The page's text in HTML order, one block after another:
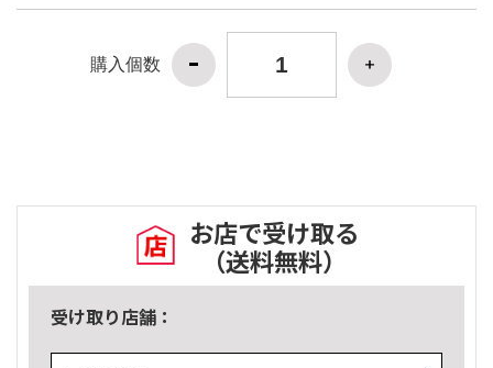
購入個数
お店で受け取る
（送料無料）
受け取り店舗：